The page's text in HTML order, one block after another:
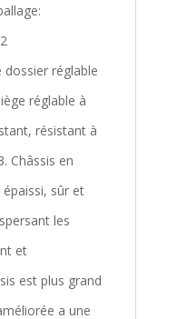
dossier réglable
réglable à
résistant à
Châssis en
sûr et
les
et
est plus grand
a une